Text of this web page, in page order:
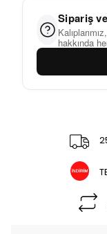
Sipariş
hakkında